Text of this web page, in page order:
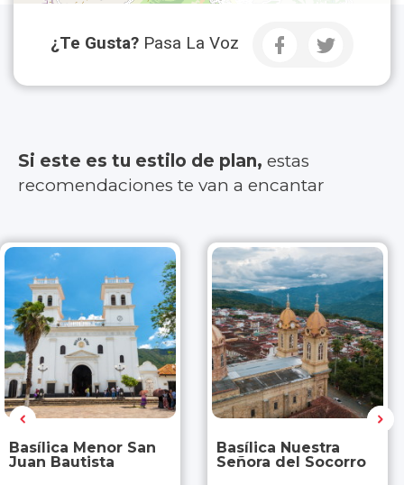
¿Te Gusta? Pasa La Voz
Si este es tu estilo de plan, estas
recomendaciones te van a encantar
Basílica Menor San
Juan Bautista
Basílica Nuestra
Señora del Socorro